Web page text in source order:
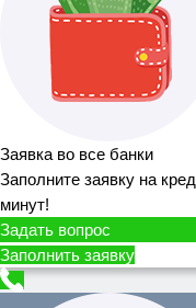
Заявка во все банки
Заполните заявку на
минут!
Задать вопрос
Заполнить заявку